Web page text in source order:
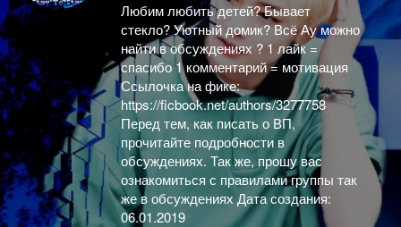
Любим любить детей? Бывает
стекло? Уютный домик? Всё Ау можно
найти в обсуждениях ? 1 лайк =
спасибо 1 комментарий = мотивация
Ссылочка на фике:
https://ficbook.net/authors/3277758
Перед тем, как писать о ВП,
прочитайте подробности в
обсуждениях. Так же, прошу вас
ознакомиться с правилами группы так
же в обсуждениях Дата создания:
06.01.2019